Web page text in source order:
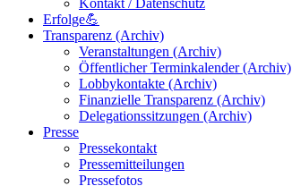
Kontakt / Datenschutz
Erfolge💪
Transparenz (Archiv)
Veranstaltungen (Archiv)
Öffentlicher Terminkalender (Archiv)
Lobbykontakte (Archiv)
Finanzielle Transparenz (Archiv)
Delegationssitzungen (Archiv)
Presse
Pressekontakt
Pressemitteilungen
Pressefotos